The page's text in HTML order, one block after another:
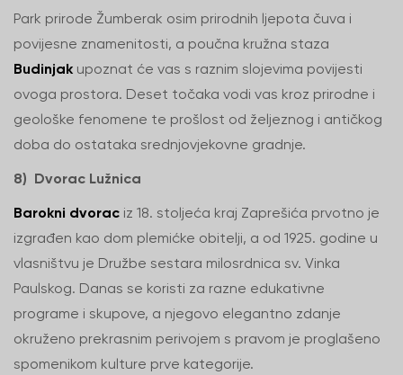
Park prirode Žumberak osim prirodnih ljepota čuva i
povijesne znamenitosti, a poučna kružna staza
Budinjak upoznat će vas s raznim slojevima povijesti
ovoga prostora. Deset točaka vodi vas kroz prirodne i
geološke fenomene te prošlost od željeznog i antičkog
doba do ostataka srednjovjekovne gradnje.
8) Dvorac Lužnica
Barokni dvorac iz 18. stoljeća kraj Zaprešića prvotno je
izgrađen kao dom plemićke obitelji, a od 1925. godine u
vlasništvu je Družbe sestara milosrdnica sv. Vinka
Paulskog. Danas se koristi za razne edukativne
programe i skupove, a njegovo elegantno zdanje
okruženo prekrasnim perivojem s pravom je proglašeno
spomenikom kulture prve kategorije.